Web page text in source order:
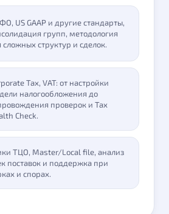
US GAAP и другие стандарты,
групп, методология
сложных структур и сделок.
Tax, VAT: от настройки
налогообложения до
проверок и Tax
Check.
ТЦО, Master/Local file, анализ
поставок и поддержка при
и спорах.